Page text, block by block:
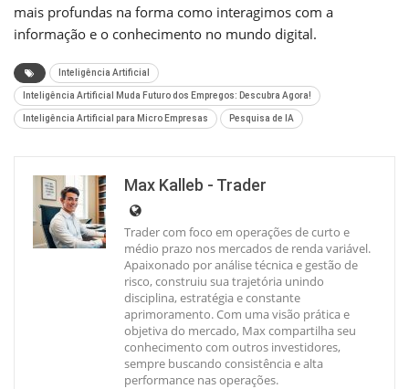
mais profundas na forma como interagimos com a
informação e o conhecimento no mundo digital.
Inteligência Artificial
Inteligência Artificial Muda Futuro dos Empregos: Descubra Agora!
Inteligência Artificial para Micro Empresas Pesquisa de IA
Max Kalleb - Trader
Trader com foco em operações de curto e
médio prazo nos mercados de renda variável.
Apaixonado por análise técnica e gestão de
risco, construiu sua trajetória unindo
disciplina, estratégia e constante
aprimoramento. Com uma visão prática e
objetiva do mercado, Max compartilha seu
conhecimento com outros investidores,
sempre buscando consistência e alta
performance nas operações.